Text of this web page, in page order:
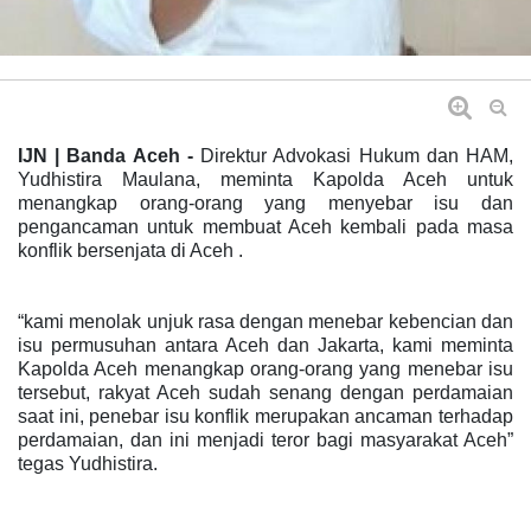
IJN | Banda Aceh -Direktur Advokasi Hukum dan HAM,
Yudhistira Maulana, meminta Kapolda Aceh untuk
menangkap orang-orang yang menyebar isu dan
pengancaman untuk membuat Aceh kembali pada masa
konflik bersenjata di Aceh .
“kami menolak unjuk rasa dengan menebar kebencian dan
isu permusuhan antara Aceh dan Jakarta, kami meminta
Kapolda Aceh menangkap orang-orang yang menebar isu
tersebut, rakyat Aceh sudah senang dengan perdamaian
saat ini, penebar isu konflik merupakan ancaman terhadap
perdamaian, dan ini menjadi teror bagi masyarakat Aceh”
tegas Yudhistira.